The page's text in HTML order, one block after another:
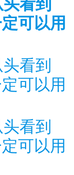
可以用
看到
可以用
看到
可以用